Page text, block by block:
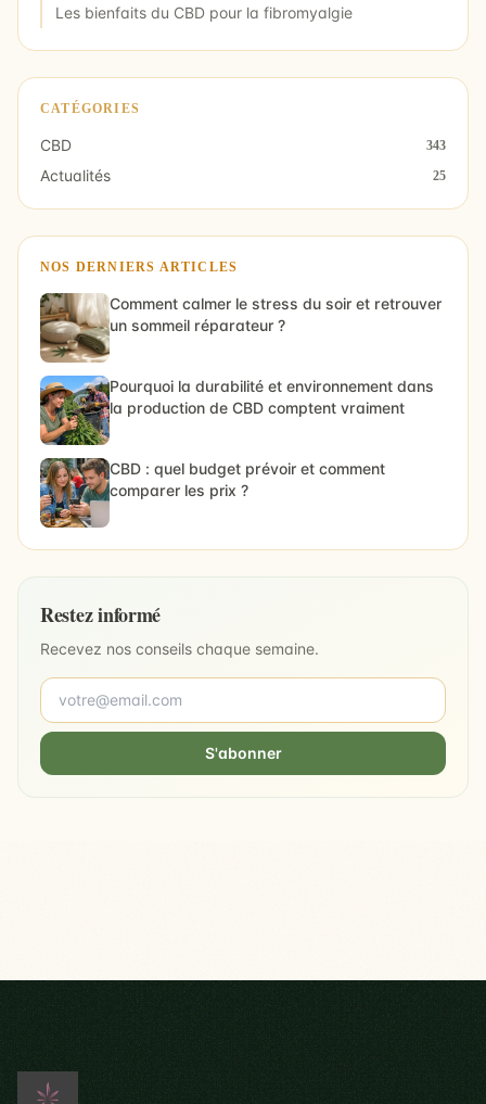
Les bienfaits du CBD pour la fibromyalgie
CATÉGORIES
CBD 343
Actualités 25
NOS DERNIERS ARTICLES
Comment calmer le stress du soir et retrouver
un sommeil réparateur ?
Pourquoi la durabilité et environnement dans
la production de CBD comptent vraiment
CBD : quel budget prévoir et comment
comparer les prix ?
Restez informé
Recevez nos conseils chaque semaine.
S'abonner